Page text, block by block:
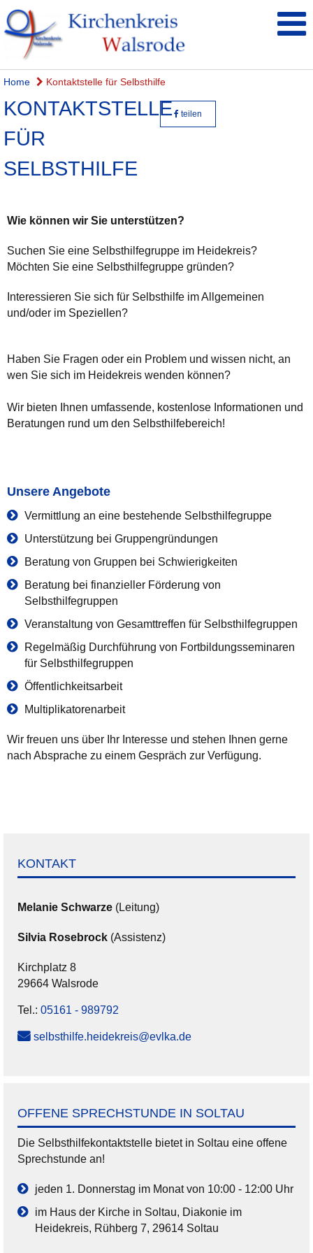
Home Kontaktstelle für Selbsthilfe
KONTAKTSTELLE
FÜR
SELBSTHILFE
teilen
Wie können wir Sie unterstützen?
Suchen Sie eine Selbsthilfegruppe im Heidekreis?
Möchten Sie eine Selbsthilfegruppe gründen?
Interessieren Sie sich für Selbsthilfe im Allgemeinen
und/oder im Speziellen?
Haben Sie Fragen oder ein Problem und wissen nicht, an
wen Sie sich im Heidekreis wenden können?
Wir bieten Ihnen umfassende, kostenlose Informationen und
Beratungen rund um den Selbsthilfebereich!
Unsere Angebote
Vermittlung an eine bestehende Selbsthilfegruppe
Unterstützung bei Gruppengründungen
Beratung von Gruppen bei Schwierigkeiten
Beratung bei finanzieller Förderung von
Selbsthilfegruppen
Veranstaltung von Gesamttreffen für Selbsthilfegruppen
Regelmäßig Durchführung von Fortbildungsseminaren
für Selbsthilfegruppen
Öffentlichkeitsarbeit
Multiplikatorenarbeit
Wir freuen uns über Ihr Interesse und stehen Ihnen gerne
nach Absprache zu einem Gespräch zur Verfügung.
KONTAKT
Melanie Schwarze (Leitung)
Silvia Rosebrock (Assistenz)
Kirchplatz 8
29664 Walsrode
Tel.: 05161 - 989792
selbsthilfe.heidekreis@evlka.de
OFFENE SPRECHSTUNDE IN SOLTAU
Die Selbsthilfekontaktstelle bietet in Soltau eine offene
Sprechstunde an!
jeden 1. Donnerstag im Monat von 10:00 - 12:00 Uhr
im Haus der Kirche in Soltau, Diakonie im
Heidekreis, Rühberg 7, 29614 Soltau